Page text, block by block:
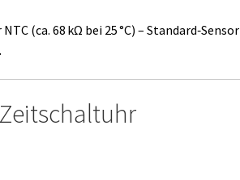
(ca. 68 kΩ bei 25 °C) – Standard‑Sensor